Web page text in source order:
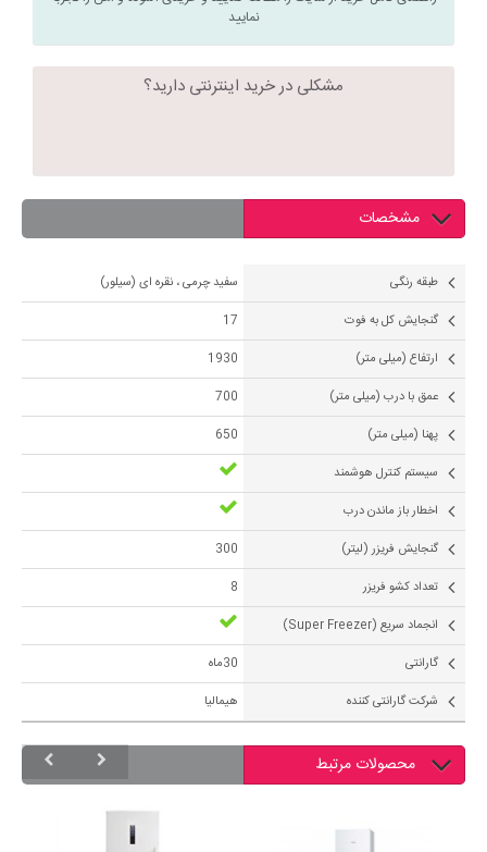
نمایید
مشکلی در خرید اینترنتی دارید؟
مشخصات
طبقه رنگی
سفید چرمی ، نقره ای (سیلور)
گنجایش کل به فوت
17
ارتفاع (میلی متر)
1930
عمق با درب (میلی متر)
700
پهنا (میلی متر)
650
سیستم کنترل هوشمند
اخطار باز ماندن درب
گنجايش فريزر (لیتر)
300
تعداد کشو فریزر
8
انجماد سریع (Super Freezer)
گارانتی
30ماه
شرکت گارانتی کننده
هیمالیا
محصولات مرتبط